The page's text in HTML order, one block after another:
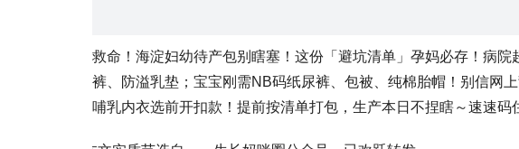
救命！海淀妇幼待产包别瞎塞！这份「避坑清单」孕妈必存！病
裤、防溢乳垫；宝宝刚需NB码纸尿裤、包被、纯棉胎帽！别信网
哺乳内衣选前开扣款！提前按清单打包，生产本日不捏瞎～速速